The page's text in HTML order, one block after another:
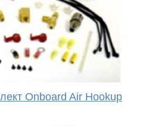
Onboard Air Hookup